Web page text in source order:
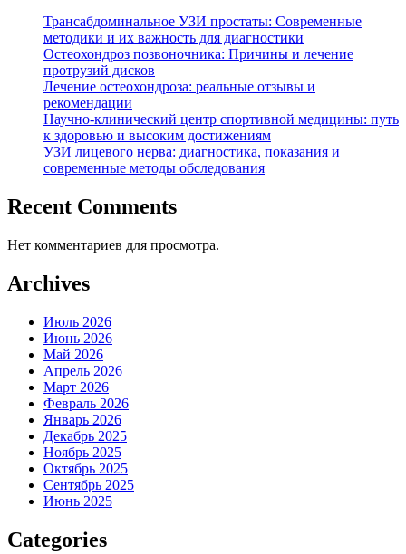
Трансабдоминальное УЗИ простаты: Современные
методики и их важность для диагностики
Остеохондроз позвоночника: Причины и лечение
протрузий дисков
Лечение остеохондроза: реальные отзывы и
рекомендации
Научно-клинический центр спортивной медицины: путь
к здоровью и высоким достижениям
УЗИ лицевого нерва: диагностика, показания и
современные методы обследования
Recent Comments
Нет комментариев для просмотра.
Archives
Июль 2026
Июнь 2026
Май 2026
Апрель 2026
Март 2026
Февраль 2026
Январь 2026
Декабрь 2025
Ноябрь 2025
Октябрь 2025
Сентябрь 2025
Июнь 2025
Categories